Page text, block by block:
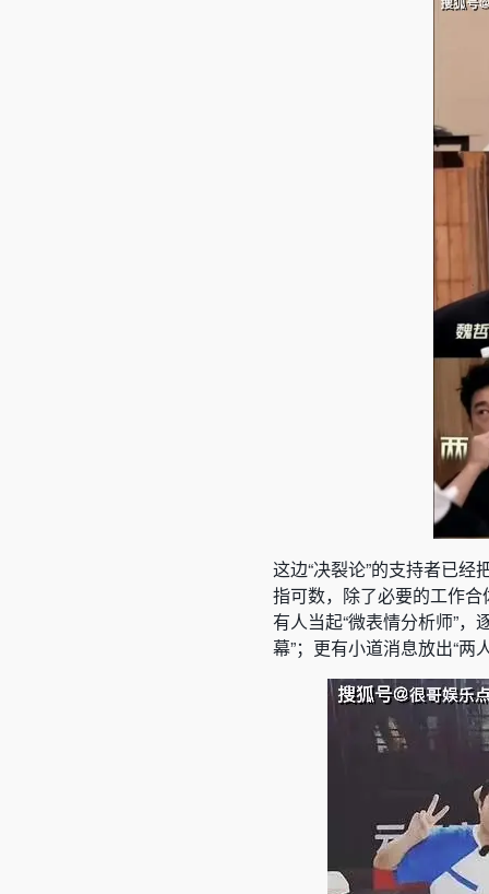
这边“决裂论”的支持者已
指可数，除了必要的工作
有人当起“微表情分析师”
幕”；更有小道消息放出“两